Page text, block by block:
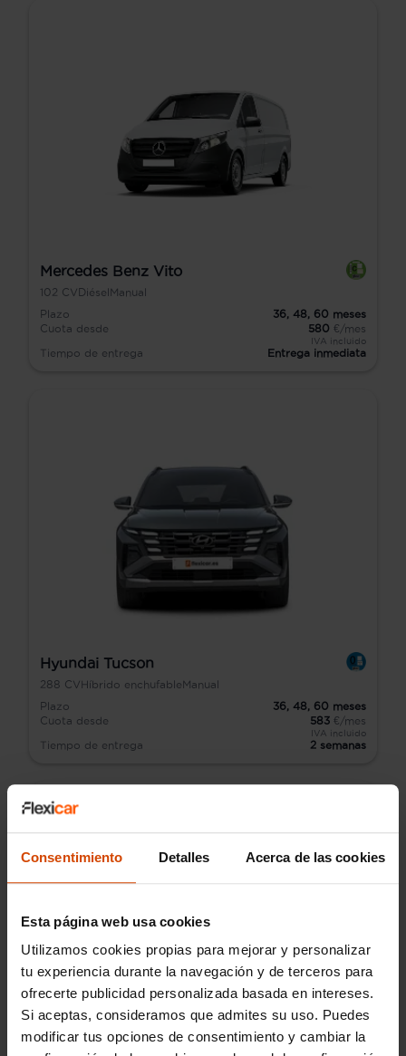
Consentimiento Detalles Acerca de las cookies
Esta página web usa cookies
Utilizamos cookies propias para mejorar y personalizar
tu experiencia durante la navegación y de terceros para
ofrecerte publicidad personalizada basada en intereses.
Si aceptas, consideramos que admites su uso. Puedes
modificar tus opciones de consentimiento y cambiar la
Mercedes Benz Vito
102 CV Diésel Manual
Plazo
36, 48, 60 meses
Cuota desde
580 €/mes
IVA incluido
Tiempo de entrega Entrega inmediata
Hyundai Tucson
288 CVHíbrido enchufableManual
Plazo
36, 48, 60 meses
Cuota desde
583 €/mes
IVA incluido
Tiempo de entrega 2 semanas